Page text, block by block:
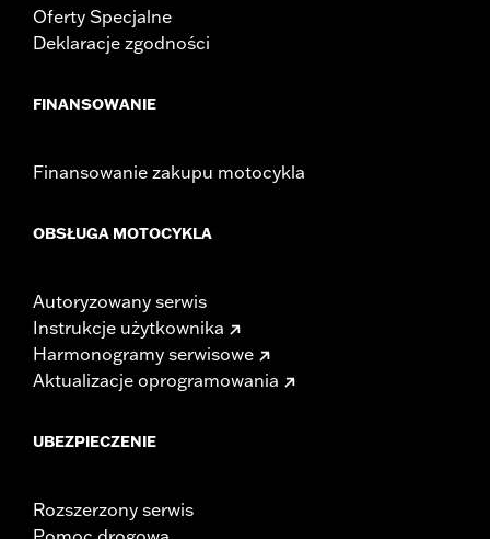
Oferty Specjalne
Deklaracje zgodności
FINANSOWANIE
Finansowanie zakupu motocykla
OBSŁUGA MOTOCYKLA
Autoryzowany serwis
Instrukcje użytkownika
Harmonogramy serwisowe
Aktualizacje oprogramowania
UBEZPIECZENIE
Rozszerzony serwis